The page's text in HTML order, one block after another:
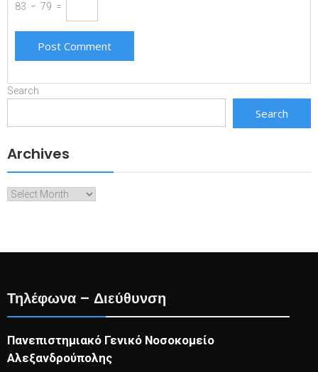
83 − 79 =
Search
Search
Archives
Archives
Τηλέφωνα – Διεύθυνση
Πανεπιστημιακό Γενικό Νοσοκομείο
Αλεξανδρούπολης